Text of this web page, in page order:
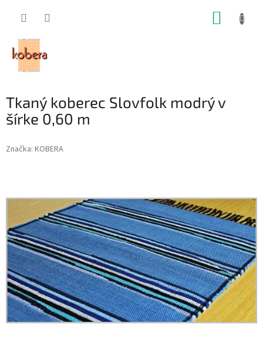
Tkaný koberec Slovfolk modrý v
šírke 0,60 m
Značka: KOBERA